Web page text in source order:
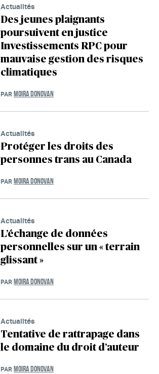
Actualités
Des jeunes plaignants
poursuivent en justice
Investissements RPC pour
mauvaise gestion des risques
climatiques
PAR MOIRA DONOVAN
Actualités
Protéger les droits des
personnes trans au Canada
PAR MOIRA DONOVAN
Actualités
L’échange de données
personnelles sur un « terrain
glissant »
PAR MOIRA DONOVAN
Actualités
Tentative de rattrapage dans
le domaine du droit d’auteur
PAR MOIRA DONOVAN